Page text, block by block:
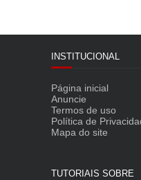
INSTITUCIONAL
Página inicial
Anuncie
Termos de uso
Política de
Mapa do site
TUTORIAIS SOBRE